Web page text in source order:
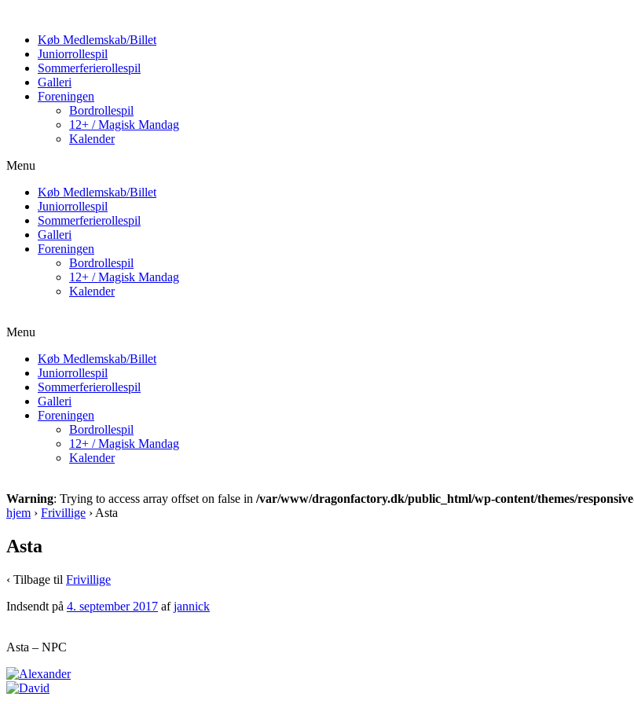
Køb Medlemskab/Billet
Juniorrollespil
Sommerferierollespil
Galleri
Foreningen
Bordrollespil
12+ / Magisk Mandag
Kalender
Menu
Køb Medlemskab/Billet
Juniorrollespil
Sommerferierollespil
Galleri
Foreningen
Bordrollespil
12+ / Magisk Mandag
Kalender
Menu
Køb Medlemskab/Billet
Juniorrollespil
Sommerferierollespil
Galleri
Foreningen
Bordrollespil
12+ / Magisk Mandag
Kalender
Warning: Trying to access array offset on false in /var/www/dragonfactory.dk/public_html/wp-content/themes/
hjem › Frivillige › Asta
Asta
‹ Tilbage til Frivillige
Indsendt på 4. september 2017 afjannick
Asta – NPC